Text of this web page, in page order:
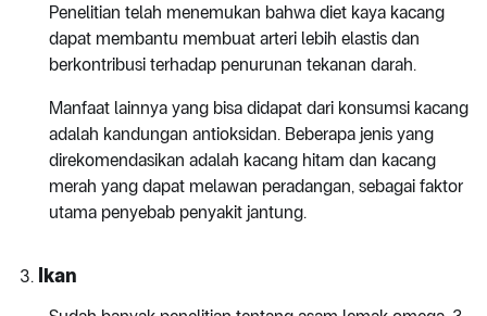
Penelitian telah menemukan bahwa diet kaya kacang
dapat membantu membuat arteri lebih elastis dan
berkontribusi terhadap penurunan tekanan darah.
Manfaat lainnya yang bisa didapat dari konsumsi kacang
adalah kandungan antioksidan. Beberapa jenis yang
direkomendasikan adalah kacang hitam dan kacang
merah yang dapat melawan peradangan, sebagai faktor
utama penyebab penyakit jantung.
Ikan